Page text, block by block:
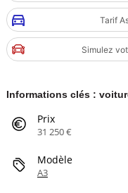
Tarif
Simulez
Informations clés :
Prix
31 250 €
Modèle
A3